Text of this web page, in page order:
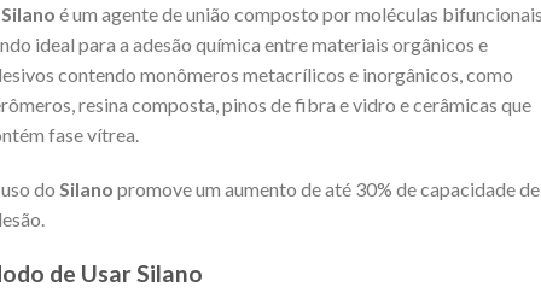
Silano é um agente de união composto por moléculas
ideal para a adesão química entre materiais orgânicos e
contendo monômeros metacrílicos e inorgânicos, como
resina composta, pinos de fibra e vidro e cerâmicas que
fase vítrea.
do Silano promove um aumento de até 30% de capacidade de
de Usar Silano